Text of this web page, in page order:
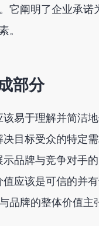
它阐明了企业承
。
部分
易于理解并简洁地
目标受众的特定需
品牌与竞争对手的
应该是可信的并有
品牌的整体价值主